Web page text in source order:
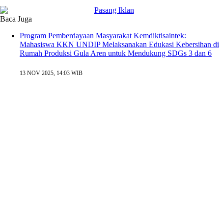
Baca Juga
Program Pemberdayaan Masyarakat Kemdiktisaintek:
Mahasiswa KKN UNDIP Melaksanakan Edukasi Kebersihan di
Rumah Produksi Gula Aren untuk Mendukung SDGs 3 dan 6
13 NOV 2025, 14:03 WIB